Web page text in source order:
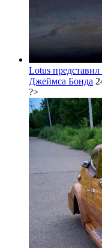
Lotus
Джеймса Бонда
?>